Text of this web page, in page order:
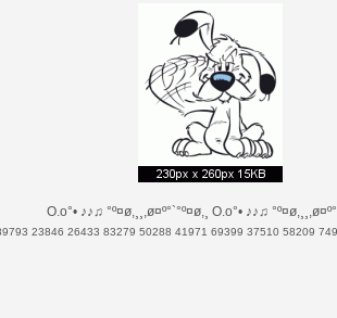
O.o°• ♪♪♫ °º¤ø,¸¸,ø¤º°`°º¤ø,¸ O.o°• ♪♪♫
23846 26433 83279 50288 41971 69399 37510 58209